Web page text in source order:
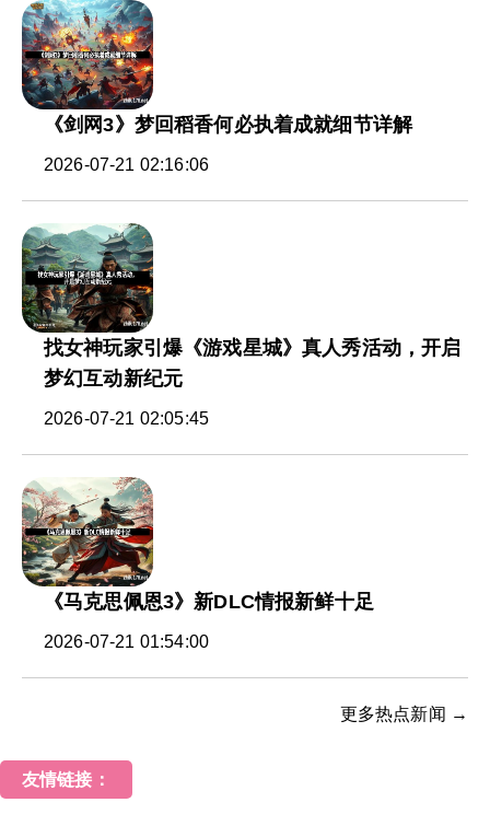
《剑网3》梦回稻香何必执着成就细节详解
2026-07-21 02:16:06
找女神玩家引爆《游戏星城》真人秀活动，开启
梦幻互动新纪元
2026-07-21 02:05:45
《马克思佩恩3》新DLC情报新鲜十足
2026-07-21 01:54:00
更多热点新闻 →
友情链接：